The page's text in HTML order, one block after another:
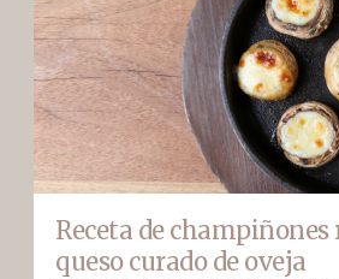
Receta de champiñones
queso curado de oveja